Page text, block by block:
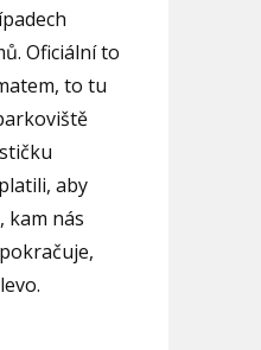
Oficiální to
to tu
aby
kam nás